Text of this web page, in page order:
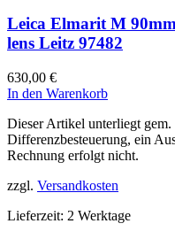
Leica Elmarit M
lens Leitz 97482
630,00 €
In den Warenkorb
Dieser Artikel unterliegt
Differenzbesteuerung, ein
Rechnung erfolgt nicht.
zzgl. Versandkosten
Lieferzeit: 2 Werktage